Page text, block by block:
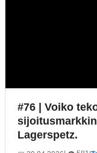
#76 | Voiko
Lagerspetz.